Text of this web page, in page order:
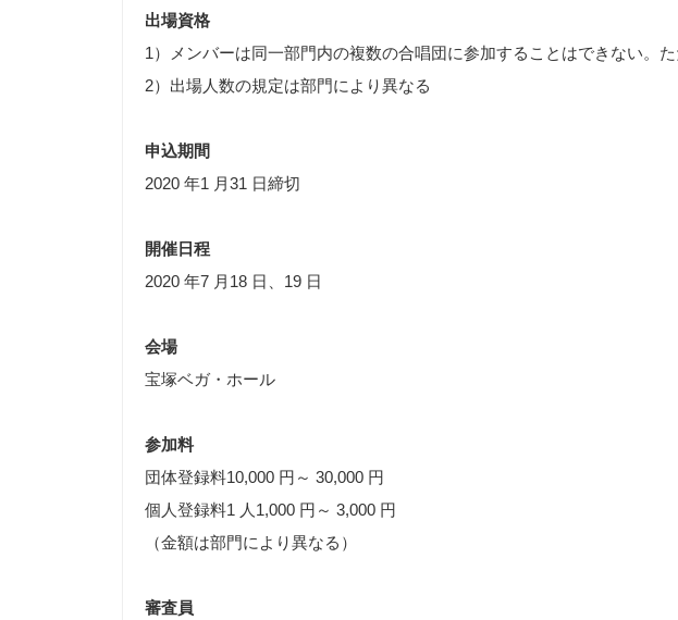
出場資格
1）メンバーは同一部門内の複数の合唱団に参加することはできない。
2）出場人数の規定は部門により異なる
申込期間
2020 年1 月31 日締切
開催日程
2020 年7 月18 日、19 日
会場
宝塚ベガ・ホール
参加料
団体登録料10,000 円～ 30,000 円
個人登録料1 人1,000 円～ 3,000 円
（金額は部門により異なる）
審査員